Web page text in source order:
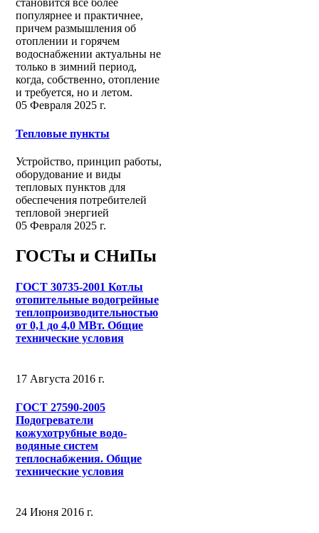
становится все более
популярнее и практичнее,
причем размышления об
отоплении и горячем
водоснабжении актуальны не
только в зимний период,
когда, собственно, отопление
и требуется, но и летом.
05 Февраля 2025 г.
Тепловые пункты
Устройство, принцип работы,
оборудование и виды
тепловых пунктов для
обеспечения потребителей
тепловой энергией
05 Февраля 2025 г.
ГОСТы и СНиПы
ГОСТ 30735-2001 Котлы
отопительные водогрейные
теплопроизводительностью
от 0,1 до 4,0 МВт. Общие
технические условия
17 Августа 2016 г.
ГОСТ 27590-2005
Подогреватели
кожухотрубные водо-
водяные систем
теплоснабжения. Общие
технические условия
24 Июня 2016 г.